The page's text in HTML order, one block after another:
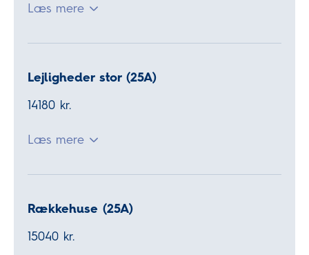
Læs mere
Lejligheder stor (25A)
14180 kr.
Læs mere
Rækkehuse (25A)
15040 kr.